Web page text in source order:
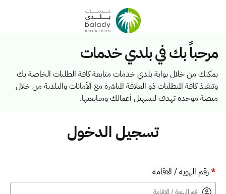
مرحباً بك في بلدي خدمات
يمكنك من خلال بوابة بلدي خدمات متابعة كافة الطلبات الخاصة بك
وتنفيذ كافة المتطلبات ذو العلاقة المباشرة مع الأمانات والبلدية من خلال
منصة موحدة تهدف لتسهيل أعمالك ومتابعتها.
تسجيل الدخول
*رقم الهوية / الاقامة